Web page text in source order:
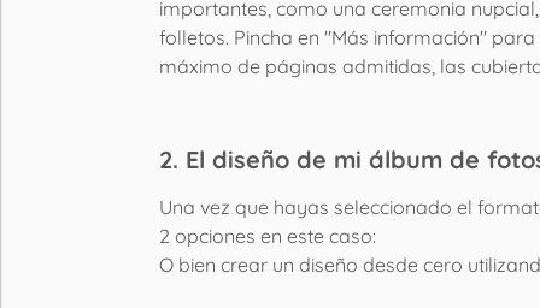
importantes, como una ceremonia
folletos. Pincha en "Más información"
máximo de páginas admitidas, las
2. El diseño de mi álbum de
Una vez que hayas seleccionado el
2 opciones en este caso:
O bien crear un diseño desde cero